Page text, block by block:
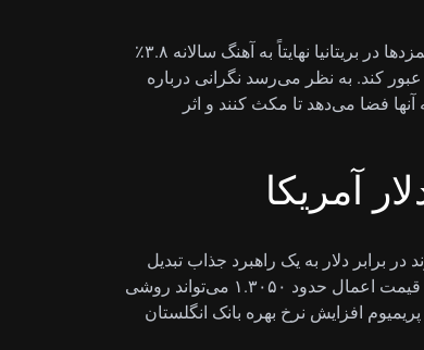
در اظهارنظر اخیر، رئیس بانک تأکید کرد با توجه به اینکه رشد دستمزدها در بریتانیا نهایتاً به آهنگ سالانه ۳.۸٪
کند. به نظر می‌رسد نگرانی درباره
فضا می‌دهد تا مکث کنند و اثر
آمریکا
برابر دلار به یک راهبرد جذاب تبدیل
می‌شود. ما معتقدیم فروش اختیار خرید (Call) روی GBP/USD با قیمت اعمال حدود ۱.۳۰۵۰ می‌تواند روشی
افزایش نرخ بهره بانک انگلستان